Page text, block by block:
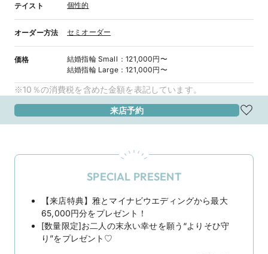
テイスト 個性的
オーダー方法 セミオーダー
価格 結婚指輪 Small ：121,000円〜
結婚指輪 Large ：121,000円〜
※10％の消費税を含めた金額を表記しています。
来店予約
SPECIAL PRESENT
【来店特典】雅とマイナビウエディングから最大
65,000円分をプレゼント！
[数量限定]お二人の末永い幸せを願う“よりそひ守
り”をプレゼント♡